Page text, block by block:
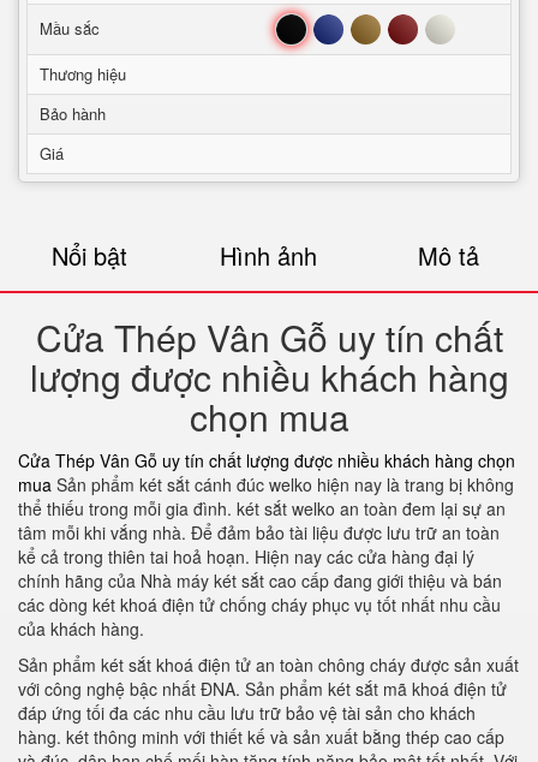
Mầu sắc
Đen Xanh Nâu Đỏ Trắng
Thương hiệu
Bảo hành
Giá
Nổi bật Hình ảnh Mô tả
Cửa Thép Vân Gỗ uy tín chất
lượng được nhiều khách hàng
chọn mua
Cửa Thép Vân Gỗ uy tín chất lượng được nhiều khách hàng chọn
mua Sản phẩm két sắt cánh đúc welko hiện nay là trang bị không
thể thiếu trong mỗi gia đình. két sắt welko an toàn đem lại sự an
tâm mỗi khi vắng nhà. Để đảm bảo tài liệu được lưu trữ an toàn
kể cả trong thiên tai hoả hoạn. Hiện nay các cửa hàng đại lý
chính hãng của Nhà máy két sắt cao cấp đang giới thiệu và bán
các dòng két khoá điện tử chống cháy phục vụ tốt nhất nhu cầu
của khách hàng.
Sản phẩm két sắt khoá điện tử an toàn chông cháy được sản xuất
với công nghệ bậc nhất ĐNA. Sản phẩm két sắt mã khoá điện tử
đáp ứng tối đa các nhu cầu lưu trữ bảo vệ tài sản cho khách
hàng. két thông minh với thiết kế và sản xuất bằng thép cao cấp